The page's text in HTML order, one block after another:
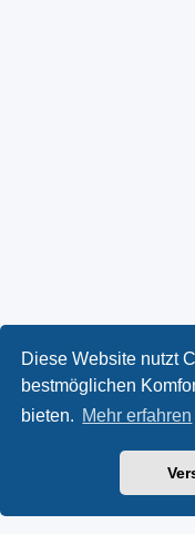
Diese Website nutzt
bestmöglichen
bieten. Mehr erfahren